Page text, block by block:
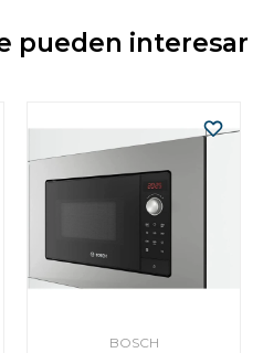
pueden interesar
BOSCH